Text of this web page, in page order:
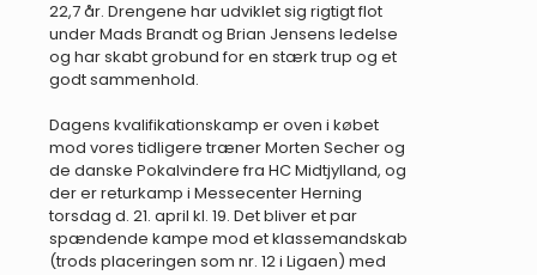
22,7 år. Drengene har udviklet sig rigtigt flot
under Mads Brandt og Brian Jensens ledelse
og har skabt grobund for en stærk trup og et
godt sammenhold.
Dagens kvalifikationskamp er oven i købet
mod vores tidligere træner Morten Secher og
de danske Pokalvindere fra HC Midtjylland, og
der er returkamp i Messecenter Herning
torsdag d. 21. april kl. 19. Det bliver et par
spændende kampe mod et klassemandskab
(trods placeringen som nr. 12 i Ligaen) med